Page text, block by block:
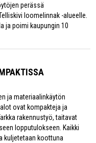
perässä
loomelinnak -alueelle.
ja poimi kaupungin 10
ja materiaalinkäytön
ovat kompakteja ja
rakennustyö, taitavat
lopputulokseen. Kaikki
kuljetetaan koottuna